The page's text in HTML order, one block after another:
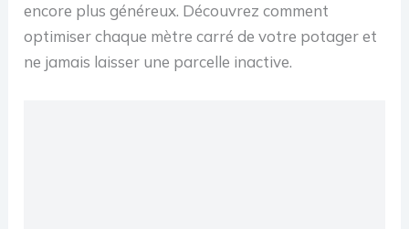
encore plus généreux. Découvrez comment
optimiser chaque mètre carré de votre potager et
ne jamais laisser une parcelle inactive.